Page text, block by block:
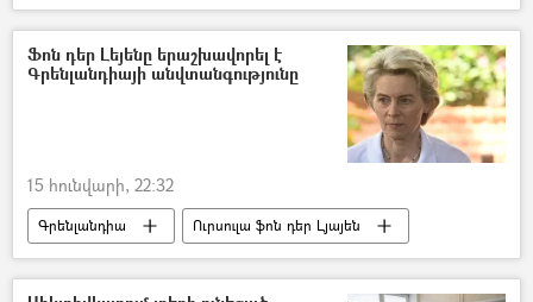
Հայ ազգային կոնգրես (ՀԱԿ)
Հայ Առաքելական Եկեղեցի
Ազգային ժողովի ընտրություններ
Ֆոն դեր Լեյենը երաշխավորել է
Գրենլանդիայի անվտանգությունը
15 հունվարի, 22:32
Գրենլանդիա
Ուրսուլա ֆոն դեր Լյայեն
Եվրամիություն